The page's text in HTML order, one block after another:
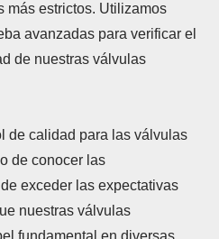
más estrictos. Utilizamos
avanzadas para verificar el
de nuestras válvulas
de calidad para las válvulas
de conocer las
exceder las expectativas
nuestras válvulas
fundamental en diversas